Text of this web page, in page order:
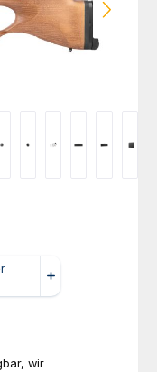
wir